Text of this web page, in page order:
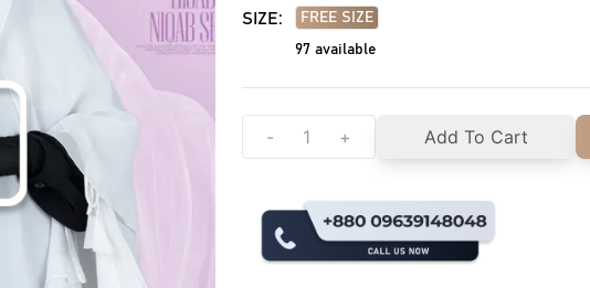
SIZE: FREE SIZE
97 available
- + Add To Cart